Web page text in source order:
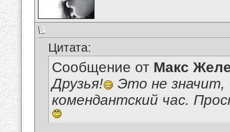
Цитата:
Сообщение от Макс
Друзья!
Это не значит,
комендантский час.